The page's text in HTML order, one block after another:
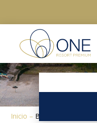
Inicio – Bares y restaurantes